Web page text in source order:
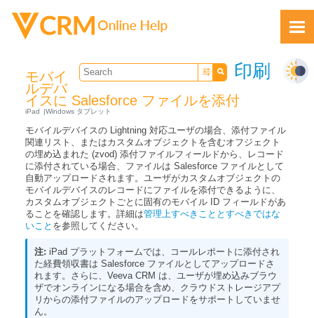
印刷
モバイ
ルデバ
イスに Salesforce ファイルを添付
iPad Windows タブレット
モバイルデバイスの Lightning 対応ユーザの場合、添付ファイル
関連リスト、またはカスタムオブジェクトを含むオフジェクト
の埋め込まれた (zvod) 添付ファイルフィールドから、レコード
に添付されている場合、ファイルは Salesforce ファイルとして
自動アップロードされます。ユーザがカスタムオブジェクトの
モバイルデバイスのレコードにファイルを添付できるように、
カスタムオブジェクトごとに固有のモバイル ID フィールドがあ
ることを確認します。詳細は管理上すべきこととすべきではな
いこと を参照してください。
iPad プラットフォームでは、コールレポートに添付され
た経費領収書は Salesforce ファイルとしてアップロードさ
れます。さらに、Veeva CRM は、ユーザが埋め込みブラウ
ザでオンラインになる場合を含め、クラウドストレージアプ
リからの添付ファイルのアップロードをサポートしていませ
ん。
フィードバック